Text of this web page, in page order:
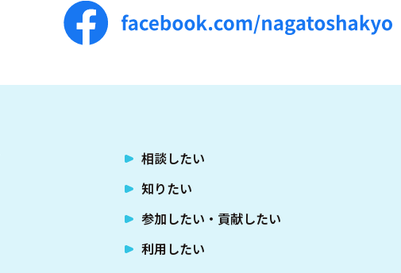
相談したい
知りたい
参加したい・貢献したい
利用したい